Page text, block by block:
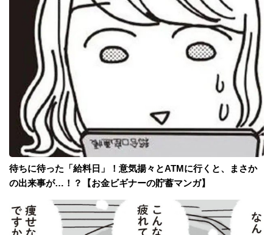
待ちに待った「給料日」！意気揚々とATMに行くと、まさか
の出来事が…！？【お金ビギナーの貯蓄マンガ】